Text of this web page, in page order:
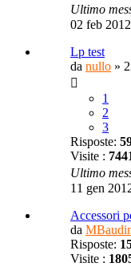
Ultimo
02 feb
Lp test
da nullo »
1
2
3
Risposte:
Visite :
Ultimo
11 gen
Accessori
da
Risposte:
Visite :